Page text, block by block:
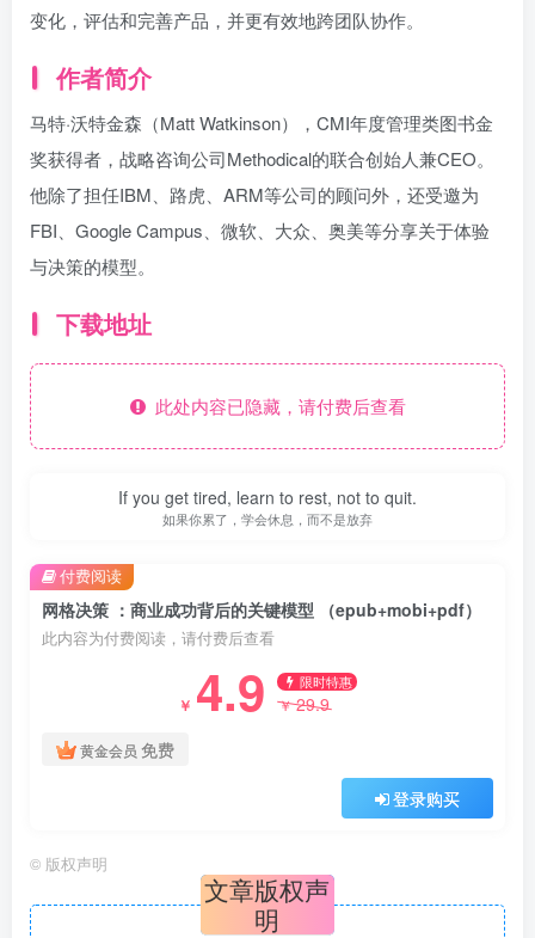
变化，评估和完善产品，并更有效地跨团队协作。
作者简介
马特·沃特金森（Matt Watkinson），CMI年度管理类图书金
奖获得者，战略咨询公司Methodical的联合创始人兼CEO。
他除了担任IBM、路虎、ARM等公司的顾问外，还受邀为
FBI、Google Campus、微软、大众、奥美等分享关于体验
与决策的模型。
下载地址
此处内容已隐藏，请付费后查看
If you get tired, learn to rest, not to quit.
如果你累了，学会休息，而不是放弃
网格决策 ：商业成功背后的关键模型 （epub+mobi+pdf）
此内容为付费阅读，请付费后查看
￥ 4.9 限时特惠
￥29.9
黄金会员 免费
登录购买
付费阅读
© 版权声明
文章版权声
明